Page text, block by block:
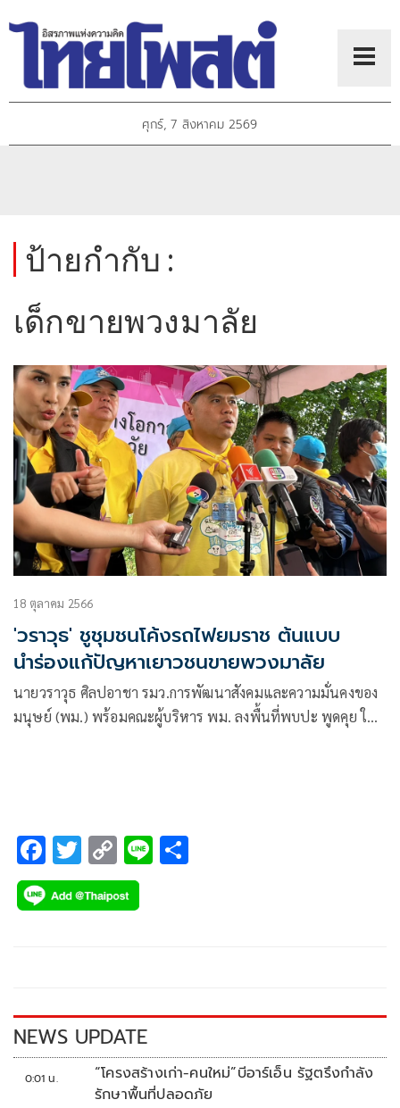
ศุกร์, 7 สิงหาคม 2569
ป้ายกำกับ :
เด็กขายพวงมาลัย
18 ตุลาคม 2566
'วราวุธ' ชูชุมชนโค้งรถไฟยมราช ต้นแบบ
นำร่องแก้ปัญหาเยาวชนขายพวงมาลัย
นายวราวุธ ศิลปอาชา รมว.การพัฒนาสังคมและความมั่นคงของ
มนุษย์ (พม.) พร้อมคณะผู้บริหาร พม. ลงพื้นที่พบปะ พูดคุย ให้
F
ac
e
k
T
wi
tt
C
o
p
k
Li
NEWS UPDATE
0:01 น.
“โครงสร้างเก่า-คนใหม่”บีอาร์เอ็น รัฐตรึงกำลัง
รักษาพื้นที่ปลอดภัย